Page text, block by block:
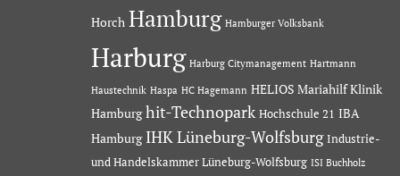
Horch Hamburg Hamburger Volksbank
Harburg Harburg Citymanagement Hartmann
Haustechnik Haspa HC Hagemann HELIOS Mariahilf Klinik
Hamburg hit-Technopark Hochschule 21 IBA
Hamburg IHK Lüneburg-Wolfsburg Industrie-
und Handelskammer Lüneburg-Wolfsburg ISI Buchholz